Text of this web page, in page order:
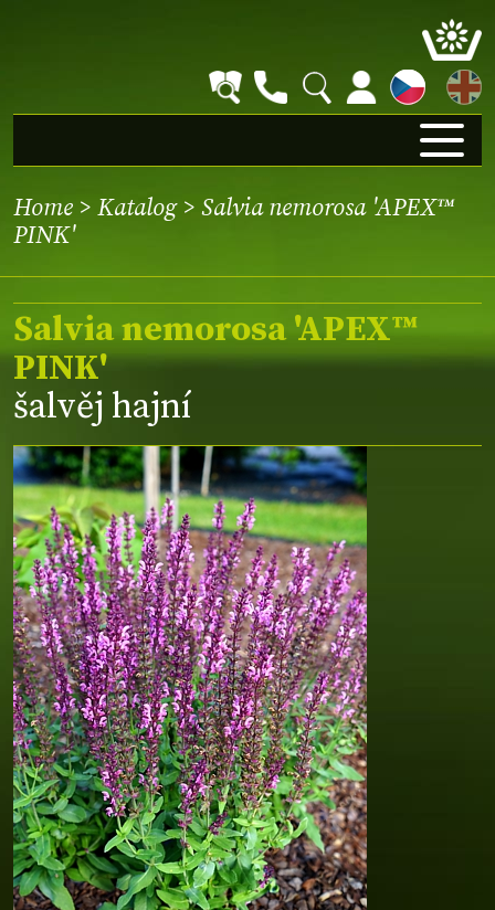
EN
Home > Katalog> Salvia nemorosa 'APEX™
PINK'
Salvia nemorosa 'APEX™
PINK'
šalvěj hajní